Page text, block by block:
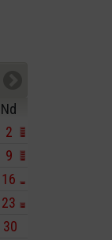
Nd
2
9
16
23
30